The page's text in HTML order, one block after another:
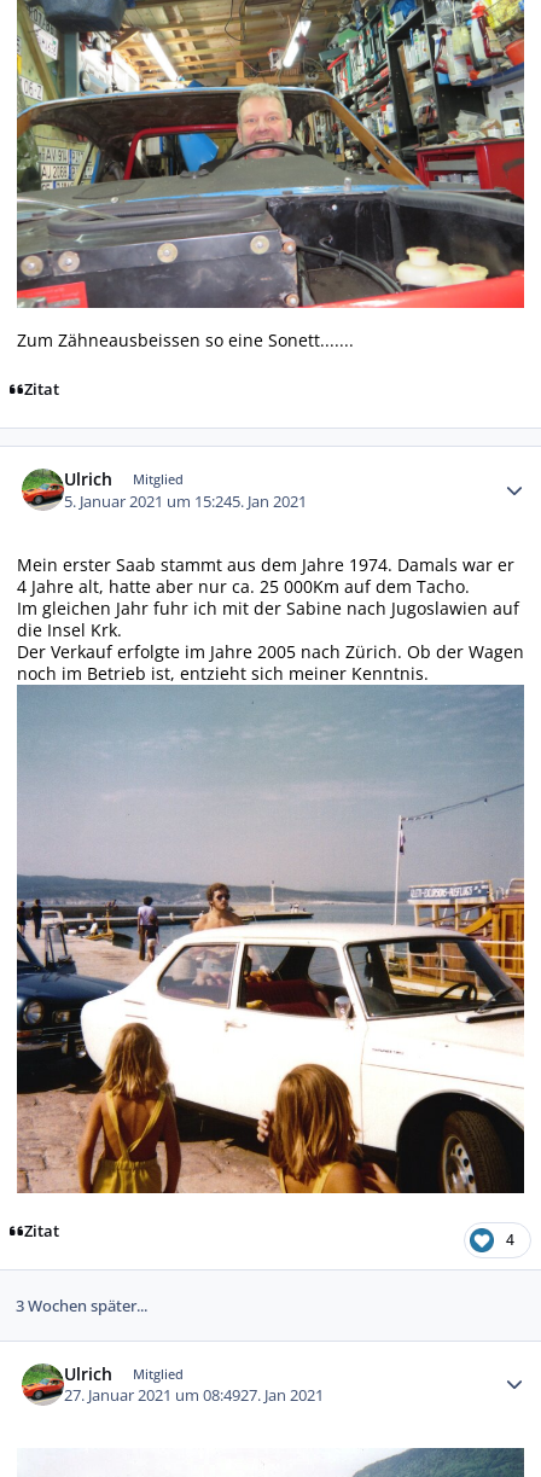
Zum Zähneausbeissen so eine Sonett.......
Zitat
Ulrich Mitglied
5. Januar 2021 um 15:245. Jan 2021
Mein erster Saab stammt aus dem Jahre 1974. Damals war er
4 Jahre alt, hatte aber nur ca. 25 000Km auf dem Tacho.
Im gleichen Jahr fuhr ich mit der Sabine nach Jugoslawien auf
die Insel Krk.
Der Verkauf erfolgte im Jahre 2005 nach Zürich. Ob der Wagen
noch im Betrieb ist, entzieht sich meiner Kenntnis.
Zitat 4
3 Wochen später...
Ulrich Mitglied
27. Januar 2021 um 08:4927. Jan 2021